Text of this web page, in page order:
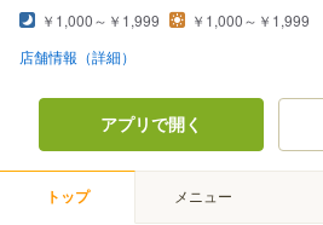
￥1,000～￥1,999 ￥1,000～￥1,999
店舗情報（詳細）
アプリで開く
トップ メニュー